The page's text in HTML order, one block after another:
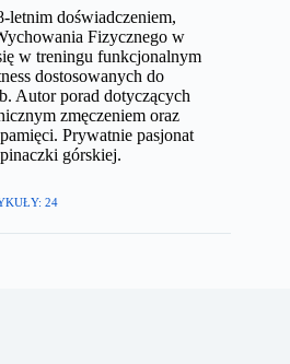
letnim doświadczeniem,
Fizycznego w
w treningu funkcjonalnym
dostosowanych do
Autor porad dotyczących
zmęczeniem oraz
Prywatnie pasjonat
górskiej.​
24